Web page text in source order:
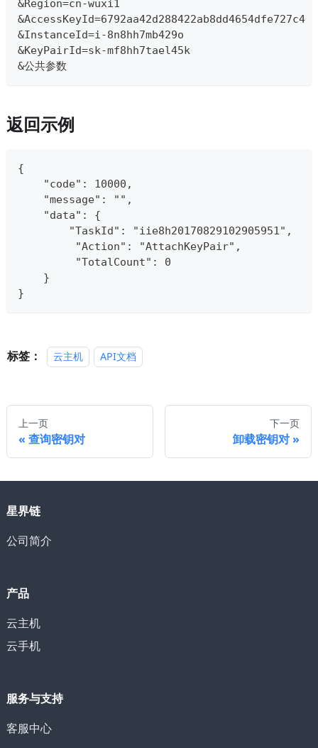
&Region=cn-wuxi1
&AccessKeyId=6792aa42d288422ab8dd4654dfe727c4
&InstanceId=i-8n8hh7mb429o
&KeyPairId=sk-mf8hh7tael45k
&公共参数
返回示例
{
    "code": 10000,
    "message": "",
    "data": {
        "TaskId": "iie8h20170829102905951",
         "Action": "AttachKeyPair",
         "TotalCount": 0
    }
}
标签： 云主机 API文档
上一页
查询密钥对
下一页
卸载密钥对
星界链
公司简介
产品
云主机
云手机
服务与支持
客服中心